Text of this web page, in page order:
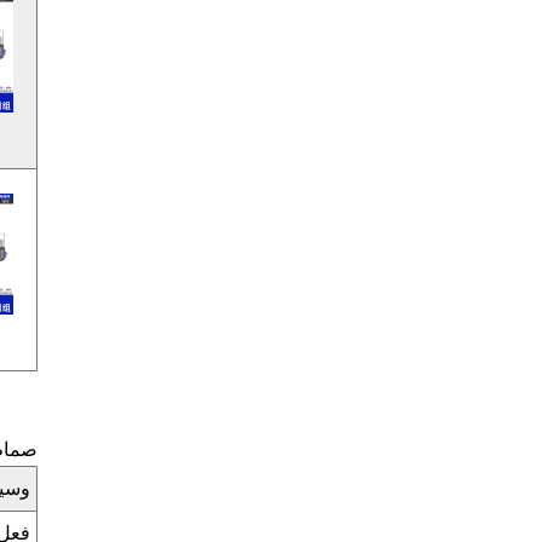
صمام مشعب 3